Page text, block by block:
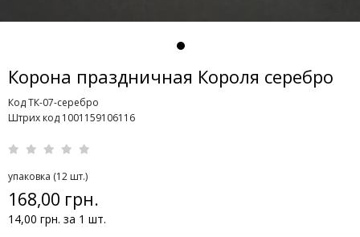
Корона праздничная Короля серебро
Код ТК-07-серебро
Штрих код 1001159106116
упаковка (12 шт.)
168,00 грн.
14,00 грн. за 1 шт.